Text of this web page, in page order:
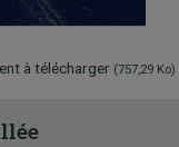
à télécharger (757,29 Ko)